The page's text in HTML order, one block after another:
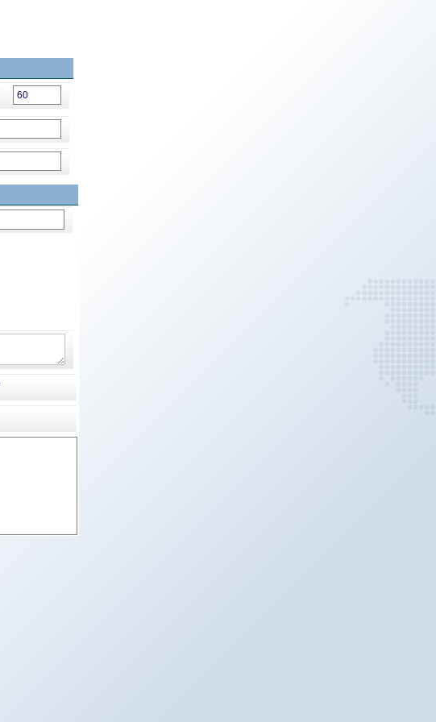
60